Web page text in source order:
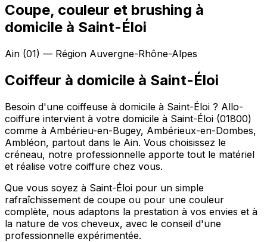
Coupe, couleur et brushing à
domicile à Saint-Éloi
Ain (01) — Région Auvergne-Rhône-Alpes
Coiffeur à domicile à Saint-Éloi
Besoin d'une coiffeuse à domicile à Saint-Éloi ? Allo-
coiffure intervient à votre domicile à Saint-Éloi (01800)
comme à Ambérieu-en-Bugey, Ambérieux-en-Dombes,
Ambléon, partout dans le Ain. Vous choisissez le
créneau, notre professionnelle apporte tout le matériel
et réalise votre coiffure chez vous.
Que vous soyez à Saint-Éloi pour un simple
rafraîchissement de coupe ou pour une couleur
complète, nous adaptons la prestation à vos envies et à
la nature de vos cheveux, avec le conseil d'une
professionnelle expérimentée.